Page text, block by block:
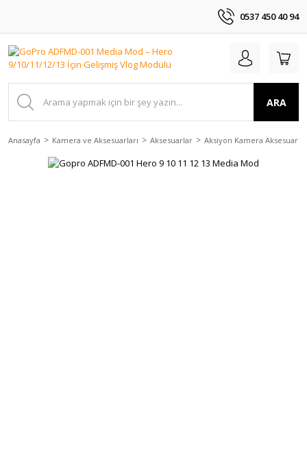
0537 450 40 94
ARA
Anasayfa Kamera ve Aksesuarları Aksesuarlar Aksiyon Kamera